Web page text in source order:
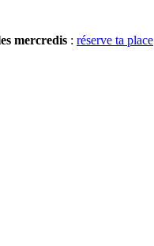
mercredis : réserve ta place